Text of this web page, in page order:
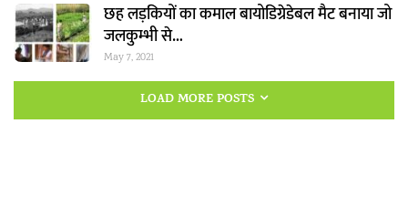
छह लड़कियों का कमाल बायोडिग्रेडेबल मैट बनाया जो
जलकुम्भी से…
May 7, 2021
LOAD MORE POSTS